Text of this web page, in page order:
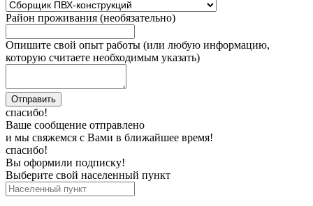
Район проживания (необязательно)
Опишите свой опыт работы (или любую информацию,
которую считаете необходимым указать)
спасибо!
Ваше сообщение отправлено
и мы свяжемся с Вами в ближайшее время!
спасибо!
Вы оформили подписку!
Выберите свой населенный пункт